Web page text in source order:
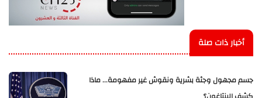
أخبار ذات صلة
جسم مجهول وجثة بشرية ونقوش غير مفهومة... ماذا